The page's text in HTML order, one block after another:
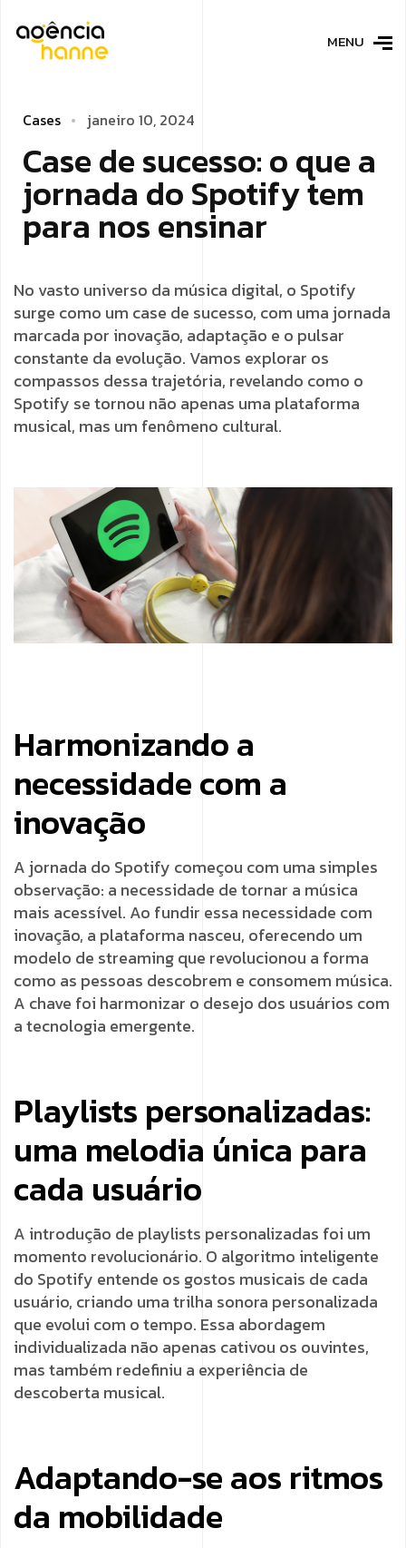
MENU
Cases janeiro
­ 10, 2024
Case
­ de
­ sucesso:
­ o
­ que
­ a
­
jornada
­
do
­
Spotify
­
tem
­
para
­
nosensinar
No vasto universo da música digital, o Spotify
surge como um case de sucesso, com uma jornada
marcada por inovação, adaptação e o pulsar
constante da evolução. Vamos explorar os
compassos dessa trajetória, revelando como o
Spotify se tornou não apenas uma plataforma
musical, mas um fenômeno cultural.
Harmonizando a
necessidade com a
inovação
A jornada do Spotify começou com uma simples
observação: a necessidade de tornar a música
mais acessível. Ao fundir essa necessidade com
inovação, a plataforma nasceu, oferecendo um
modelo de streaming que revolucionou a forma
como as pessoas descobrem e consomem música.
A chave foi harmonizar o desejo dos usuários com
a tecnologia emergente.
Playlists personalizadas:
uma melodia única para
cada usuário
A introdução de playlists personalizadas foi um
momento revolucionário. O algoritmo inteligente
do Spotify entende os gostos musicais de cada
usuário, criando uma trilha sonora personalizada
que evolui com o tempo. Essa abordagem
individualizada não apenas cativou os ouvintes,
mas também redefiniu a experiência de
descoberta musical.
Adaptando-se aos ritmos
da mobilidade